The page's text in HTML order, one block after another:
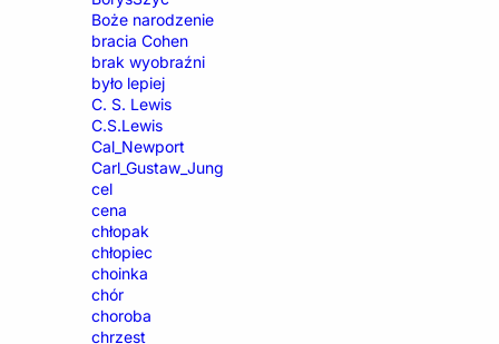
Boże narodzenie
bracia Cohen
brak wyobraźni
było lepiej
C. S. Lewis
C.S.Lewis
Cal_Newport
Carl_Gustaw_Jung
cel
cena
chłopak
chłopiec
choinka
chór
choroba
chrzest